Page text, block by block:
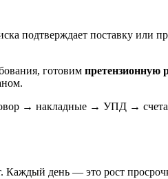
подтверждает поставку или
готовим претензионную
→ накладные → УПД →
Каждый день — это рост